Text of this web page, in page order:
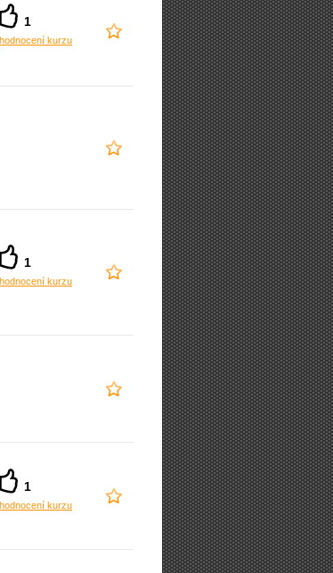
1
hodnocení kurzu
1
hodnocení kurzu
1
hodnocení kurzu